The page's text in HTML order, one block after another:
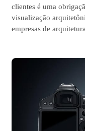
clientes é uma
visualização
empresas de